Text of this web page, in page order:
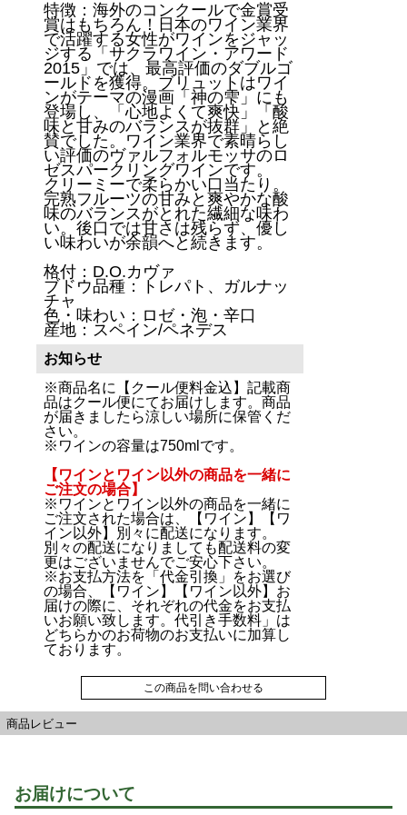
特徴：海外のコンクールで金賞受
賞はもちろん！日本のワイン業界
で活躍する女性がワインをジャッ
ジする「サクラワイン・アワード
2015」では、最高評価のダブルゴ
ールドを獲得。ブリュットはワイ
ンがテーマの漫画「神の雫」にも
登場し、「心地よくて爽快」「酸
味と甘みのバランスが抜群」と絶
賛でした。ワイン業界で素晴らし
い評価のヴァルフォルモッサのロ
ゼスパークリングワインです。
クリーミーで柔らかい口当たり。
完熟フルーツの甘みと爽やかな酸
味のバランスがとれた繊細な味わ
い。後口では甘さは残らず、優し
い味わいが余韻へと続きます。
格付：D.O.カヴァ
ブドウ品種：トレパト、ガルナッ
チャ
色・味わい：ロゼ・泡・辛口
産地：スペイン/ペネデス
お知らせ
※商品名に【クール便料金込】記載商
品はクール便にてお届けします。商品
が届きましたら涼しい場所に保管くだ
さい。
※ワインの容量は750mlです。
【ワインとワイン以外の商品を一緒に
ご注文の場合】
※ワインとワイン以外の商品を一緒に
ご注文された場合は、【ワイン】【ワ
イン以外】別々に配送になります。
別々の配送になりましても配送料の変
更はございませんでご安心下さい。
※お支払方法を「代金引換」をお選び
の場合、【ワイン】【ワイン以外】お
届けの際に、それぞれの代金をお支払
いお願い致します。代引き手数料」は
どちらかのお荷物のお支払いに加算し
ております。
この商品を問い合わせる
商品レビュー